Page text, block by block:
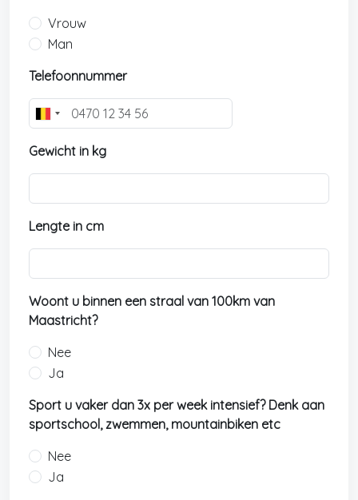
Vrouw
Man
Telefoonnummer
B
l
g
m
+
Gewicht in kg
Lengte in cm
Woont u binnen een straal van 100km van
Maastricht?
Nee
Ja
Sport u vaker dan 3x per week intensief? Denk aan
sportschool, zwemmen, mountainbiken etc
Nee
Ja